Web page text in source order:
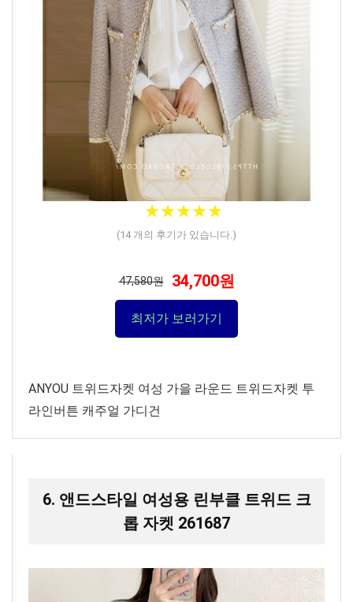
★★★★★
★★★★★
(14개의 후기가 있습니다.)
47,580원 34,700원
최저가 보러가기
ANYOU 트위드자켓 여성 가을 라운드 트위드자켓 투
라인버튼 캐주얼 가디건
6. 앤드스타일 여성용 린부클 트위드 크
롭 자켓 261687